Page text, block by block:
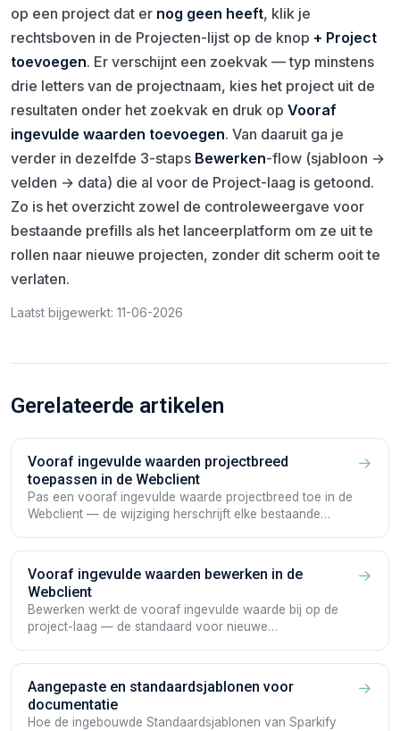
op een project dat er nog geen heeft, klik je
rechtsboven in de Projecten-lijst op de knop + Project
toevoegen. Er verschijnt een zoekvak — typ minstens
drie letters van de projectnaam, kies het project uit de
resultaten onder het zoekvak en druk op Vooraf
ingevulde waarden toevoegen. Van daaruit ga je
verder in dezelfde 3-staps Bewerken-flow (sjabloon →
velden → data) die al voor de Project-laag is getoond.
Zo is het overzicht zowel de controleweergave voor
bestaande prefills als het lanceerplatform om ze uit te
rollen naar nieuwe projecten, zonder dit scherm ooit te
verlaten.
Laatst bijgewerkt: 11-06-2026
Gerelateerde artikelen
Vooraf ingevulde waarden projectbreed
toepassen in de Webclient
Pas een vooraf ingevulde waarde projectbreed toe in de
Webclient — de wijziging herschrijft elke bestaande
→
Vooraf ingevulde waarden bewerken in de
Webclient
Bewerken werkt de vooraf ingevulde waarde bij op de
project-laag — de standaard voor nieuwe
→
Aangepaste en standaardsjablonen voor
documentatie
Hoe de ingebouwde Standaardsjablonen van Sparkify
→